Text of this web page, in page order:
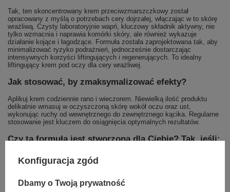
Tak, ten skoncentrowany krem przeciwzmarszczkowy został
opracowany z myślą o potrzebach cery dojrzałej, włączając w to skórę
wrażliwą. Czysty laboratoryjnie wapń, kluczowy składnik aktywny, nie
tylko wzmacnia i naprawia komórki skóry, ale również wykazuje
działanie kojące i łagodzące. Formuła została zaprojektowana tak, aby
minimalizować ryzyko podrażnień, jednocześnie dostarczając
intensywnych korzyści liftingujących i regenerujących. To idealny
liftingujący krem pod oczy dla cery wrażliwej.
Jak stosować, by zmaksymalizować efekty?
Aplikuj krem codziennie rano i wieczorem. Niewielką ilość produktu
delikatnie wmasuj w oczyszczoną skórę wokół oczu oraz ust,
wykonując ruchy od wewnętrznego do zewnętrznego kącika. Regularne
stosowanie jest kluczem do osiągnięcia optymalnych rezultatów.
Czy ta formuła jest stworzona dla Ciebie? Tak, jeśli:
Dostrzegasz utratę napięcia i elastyczności wokół oczu i ust.
Twoim problemem są zmarszczki mimiczne, tzw. kurze łapki i
Skóra w tych partiach jest wiotka, cienka i przesuszona.
Zmagasz się z workami i cieniami pod oczami, które dodają
Konfiguracja zgód
Dbamy o Twoją prywatność